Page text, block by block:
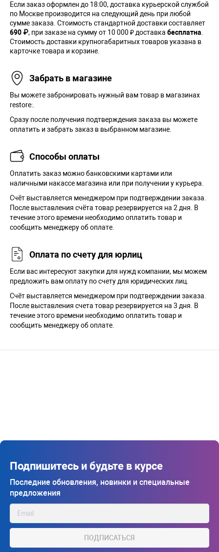
Если заказ оформлен до 18:00, доставка курьерской службой
по Москве производится на следующий день при любой
сумме заказа. Cтоимость стандартной доставки составляет
690 ₽, при заказе на сумму от 10 000 ₽ доставка бесплатна.
Стоимость доставки крупногабаритных товаров указана в
карточке товара и корзине.
Забрать в магазине
Вы можете забронировать нужный вам товар в магазинах
restore:.
Сразу после получения подтверждения заказа вы можете
оплатить и забрать заказ в выбранном магазине.
Способы оплаты
Оплатить заказ можно банковскими картами или
наличными накассе магазина или при получении у курьера.
Cчёт выставляется менеджером при подтверждении заказа.
После выставления счёта товар резервируется на 2 дня. В
течение этого времени необходимо оплатить товар и
сообщить менеджеру об оплате.
Оплата по счету для юрлиц
Если вас интересуют закупки для нужд компании, мы можем
предложить вам оплату по счету для юридических лиц.
Счёт выставляется менеджером при подтверждении заказа.
После выставления счета товар резервируется на 3 дня. В
течение этого времени необходимо оплатить товар и
сообщить менеджеру об оплате.
Подпишитесь и будьте в курсе
Последние обновления, новинки и специальные
предложения
ПОДПИСАТЬСЯ